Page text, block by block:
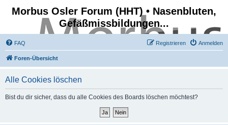
Morbus Osler Forum (HHT) • Nasenbluten,
Gefäßmissbildungen...
FAQ Anmelden
Registrieren
Foren-Übersicht
Alle Cookies löschen
Bist du dir sicher, dass du alle Cookies des Boards löschen möchtest?